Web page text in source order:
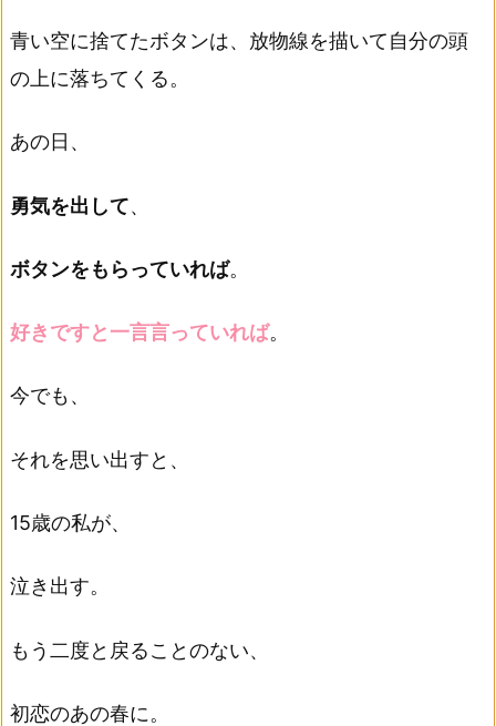
青い空に捨てたボタンは、放物線を描いて自分の頭
の上に落ちてくる。
あの日、
勇気を出して、
ボタンをもらっていれば。
好きですと一言言っていれば。
今でも、
それを思い出すと、
15歳の私が、
泣き出す。
もう二度と戻ることのない、
初恋のあの春に。